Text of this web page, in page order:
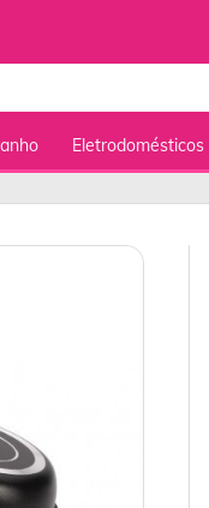
Eletrodomésticos